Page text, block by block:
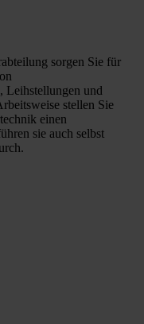
sorgen Sie für
Leihstellungen und
stellen Sie
einen
sie auch selbst